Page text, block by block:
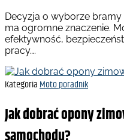
Decyzja o wyborze
ma ogromne znaczenie.
efektywność,
pracy….
KategoriaMoto poradnik
Jak dobrać opony